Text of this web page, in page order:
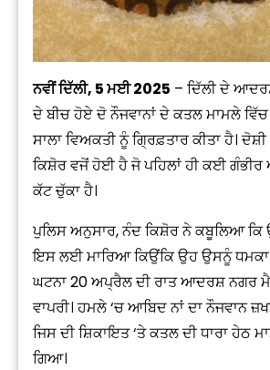
ਨਵੀਂ ਦਿੱਲੀ, 5 ਮਈ 2025 – ਦਿੱਲੀ ਦੇ
ਦੇ ਬੀਚ ਹੋਏ ਦੋ ਨੌਜਵਾਨਾਂ ਦੇ ਕਤਲ ਮਾਮਲੇ
ਸਾਲਾ ਵਿਅਕਤੀ ਨੂੰ ਗ੍ਰਿਫ਼ਤਾਰ ਕੀਤਾ ਹੈ।
ਕਿਸ਼ੋਰ ਵਜੋਂ ਹੋਈ ਹੈ ਜੋ ਪਹਿਲਾਂ ਹੀ ਕਈ ਗੰਭੀਰ
ਕੱਟ ਚੁੱਕਾ ਹੈ।
ਪੁਲਿਸ ਅਨੁਸਾਰ, ਨੰਦ ਕਿਸ਼ੋਰ ਨੇ ਕਬੂਲਿਆ ਕਿ
ਇਸ ਲਈ ਮਾਰਿਆ ਕਿਉਂਕਿ ਉਹ ਉਸਨੂੰ
ਘਟਨਾ 20 ਅਪ੍ਰੈਲ ਦੀ ਰਾਤ ਆਦਰਸ਼ ਨਗਰ
ਵਾਪਰੀ। ਹਮਲੇ ‘ਚ ਆਬਿਦ ਨਾਂ ਦਾ ਨੌਜਵਾਨ
ਜਿਸ ਦੀ ਸ਼ਿਕਾਇਤ ‘ਤੇ ਕਤਲ ਦੀ ਧਾਰਾ ਹੇਠ
ਗਿਆ।